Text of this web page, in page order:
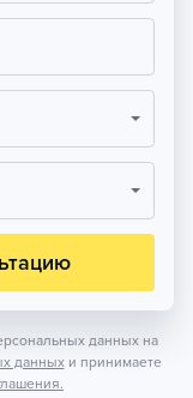
данных на
данных и принимаете